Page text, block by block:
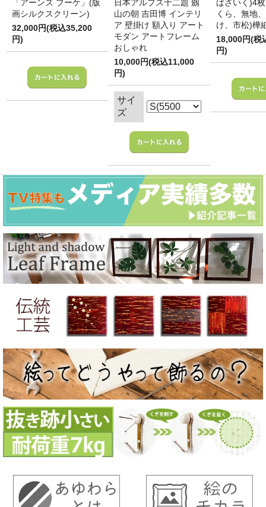
「アーンズ ブーケ」(版
画シルクスクリーン)
32,000円(税込35,200
円)
日本アルプス十二題 劔
山の朝 吉田博 インテリ
ア 壁掛け 額入り アート
モダン アートフレーム
おしゃれ
10,000円(税込11,000
円)
サイ
ズ
ばざいく)4
くら、無地
け、市松)樺
18,000円(税
円)